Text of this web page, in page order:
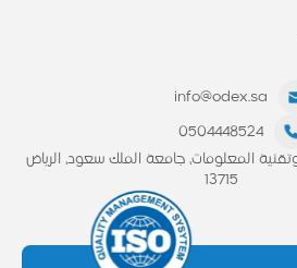
info@odex.sa
0504448524
المعلومات، جامعة الملك سعود، الرياض
13715